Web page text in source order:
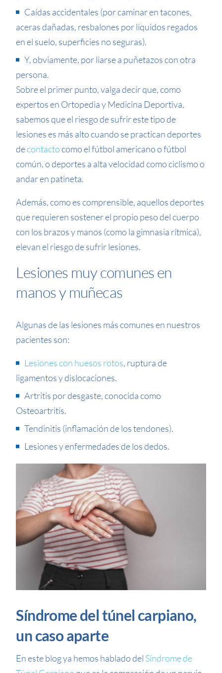
Caídas accidentales (por caminar en tacones,
aceras dañadas, resbalones por líquidos regados
en el suelo, superficies no seguras).
Y, obviamente, por liarse a puñetazos con otra
persona.
Sobre el primer punto, valga decir que, como
expertos en Ortopedia y Medicina Deportiva,
sabemos que el riesgo de sufrir este tipo de
lesiones es más alto cuando se practican deportes
decontactocomo el fútbol americano o fútbol
común, o deportes a alta velocidad como ciclismo o
andar en patineta.
Además, como es comprensible, aquellos deportes
que requieren sostener el propio peso del cuerpo
con los brazos y manos (como la gimnasia rítmica),
elevan el riesgo de sufrir lesiones.
Lesiones muy comunes en
manos y muñecas
Algunas de las lesiones más comunes en nuestros
pacientes son:
Lesiones con huesos rotos, ruptura de
ligamentos y dislocaciones.
Artritis por desgaste, conocida como
Osteoartritis.
Tendinitis (inflamación de los tendones).
Lesiones y enfermedades de los dedos.
Síndrome del túnel carpiano,
un caso aparte
En este blog ya hemos hablado del Síndrome de